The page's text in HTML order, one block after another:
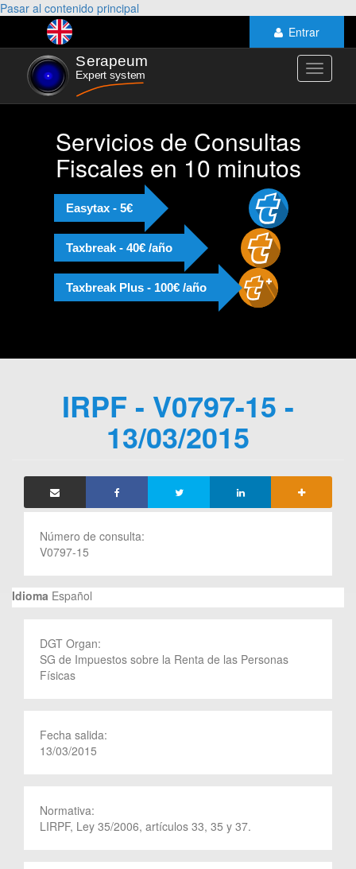
Pasar al contenido principal
Entrar
Toggle
Servicios de Consultas
Fiscales en 10 minutos
Easytax - 5€
Taxbreak - 40€ /año
Taxbreak Plus - 100€ /año
IRPF - V0797-15 -
13/03/2015
Número de consulta:
V0797-15
Idioma Español
DGT Organ:
SG de Impuestos sobre la Renta de las Personas
Físicas
Fecha salida:
13/03/2015
Normativa:
LIRPF, Ley 35/2006, artículos 33, 35 y 37.